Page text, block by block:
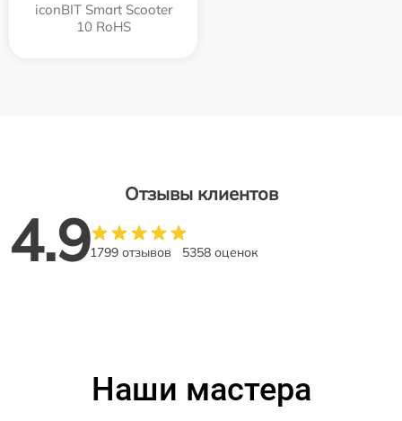
iconBIT Smart Scooter
10 RoHS
Отзывы клиентов
4.91799 отзывов 5358 оценок
Наши мастера